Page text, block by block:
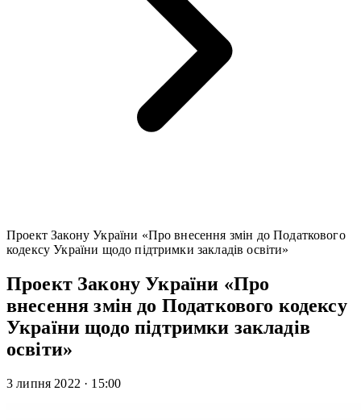
Проект Закону України «Про внесення змін до Податкового
кодексу України щодо підтримки закладів освіти»
Проект Закону України «Про
внесення змін до Податкового кодексу
України щодо підтримки закладів
освіти»
3 липня 2022 · 15:00